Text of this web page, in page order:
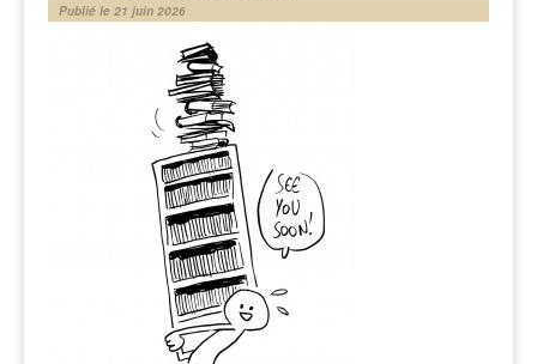
Publié le 21 juin 2026